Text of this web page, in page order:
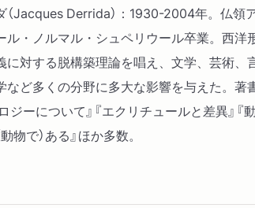
（Jacques Derrida）：1930-2004年。仏領
ル・ノルマル・シュペリウール卒業。西洋
対する脱構築理論を唱え、文学、芸術、
ど多くの分野に多大な影響を与えた。著
ジーについて』『エクリチュールと差異』『
物で）ある』ほか多数。